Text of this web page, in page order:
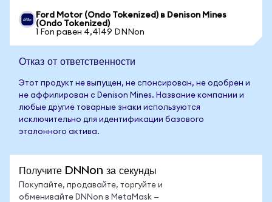
Ford Motor (Ondo Tokenized) в Denison Mines
(Ondo Tokenized)
1 Fon равен 4,4149 DNNon
Отказ от ответственности
Этот продукт не выпущен, не спонсирован, не одобрен и
не аффилирован с Denison Mines. Название компании и
любые другие товарные знаки используются
исключительно для идентификации базового
эталонного актива.
Получите DNNon за секунды
Покупайте, продавайте, торгуйте и
обменивайте DNNon в MetaMask —